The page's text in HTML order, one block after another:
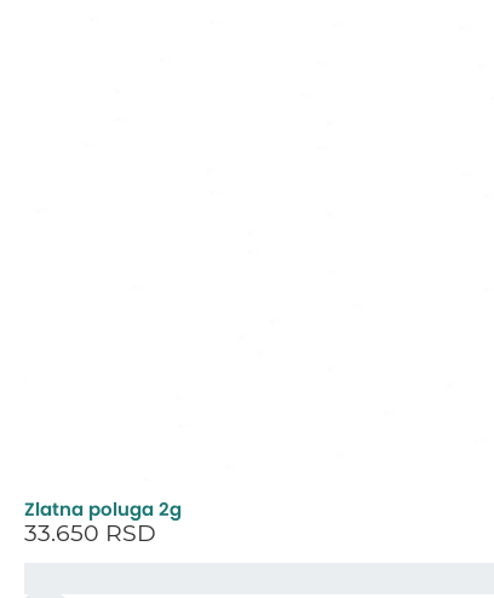
Zlatna poluga 2g
33.650 RSD